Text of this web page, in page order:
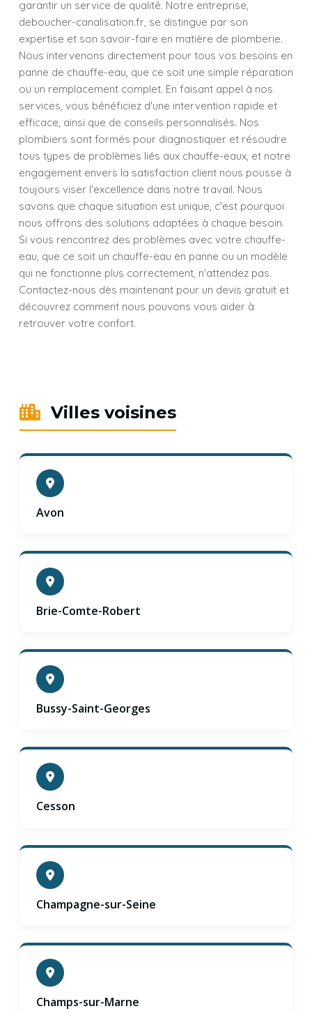
garantir un service de qualité. Notre entreprise,
deboucher-canalisation.fr, se distingue par son
expertise et son savoir-faire en matière de plomberie.
Nous intervenons directement pour tous vos besoins en
panne de chauffe-eau, que ce soit une simple réparation
ou un remplacement complet. En faisant appel à nos
services, vous bénéficiez d'une intervention rapide et
efficace, ainsi que de conseils personnalisés. Nos
plombiers sont formés pour diagnostiquer et résoudre
tous types de problèmes liés aux chauffe-eaux, et notre
engagement envers la satisfaction client nous pousse à
toujours viser l'excellence dans notre travail. Nous
savons que chaque situation est unique, c'est pourquoi
nous offrons des solutions adaptées à chaque besoin.
Si vous rencontrez des problèmes avec votre chauffe-
eau, que ce soit un chauffe-eau en panne ou un modèle
qui ne fonctionne plus correctement, n'attendez pas.
Contactez-nous dès maintenant pour un devis gratuit et
découvrez comment nous pouvons vous aider à
retrouver votre confort.
Villes voisines
Avon
Brie-Comte-Robert
Bussy-Saint-Georges
Cesson
Champagne-sur-Seine
Champs-sur-Marne